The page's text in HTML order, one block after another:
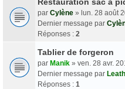
par Cylène » lun. 28 août
Dernier message par
Réponses : 2
Tablier de forgeron
par Manik » ven. 28 avr.
Dernier message par
Réponses : 1